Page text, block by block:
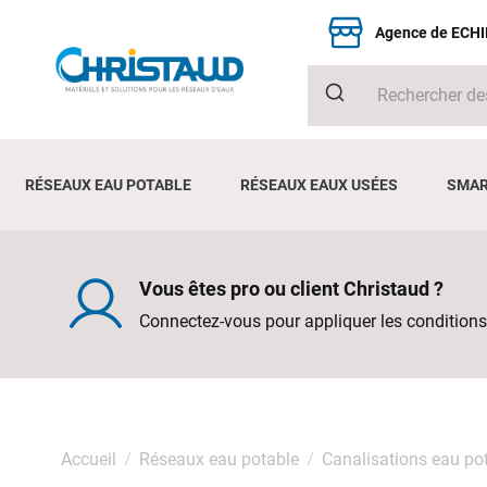
Agence de
RÉSEAUX EAU POTABLE RÉSEAUX EAUX USÉES
Vous êtes pro ou client Christaud ?
Connectez-vous pour appliquer les
Accueil Réseaux eau potable Canalisations eau